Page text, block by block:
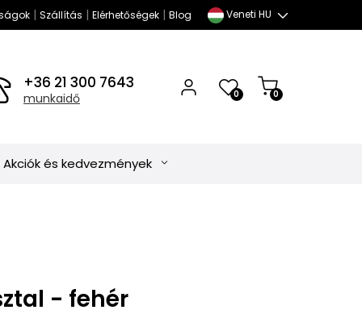
| Szállítás | Elérhetőségek| Blog Veneti HU
+36 21 300 7643
munkaidő 0 0
Akciók és kedvezmények
- fehér